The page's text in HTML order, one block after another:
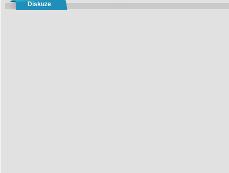
Diskuze